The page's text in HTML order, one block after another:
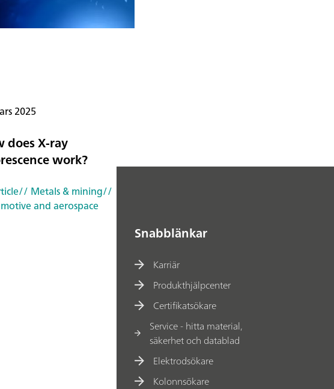
2025
does X-ray
work?
// Metals & mining//
and aerospace
Snabblänkar
Karriär
Produkthjälpcenter
Certifikatsökare
Service - hitta material,
säkerhet och datablad
Elektrodsökare
Kolonnsökare